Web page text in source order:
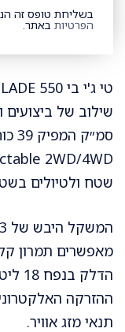
בשליחת טופס זה
הפרטיות באתר.
שטח ולטיולים
מאפשרים תמרון
תנאי מזג אוויר.